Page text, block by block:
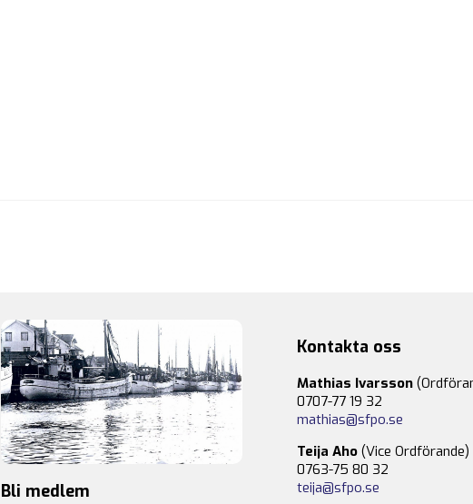
Bli medlem
Kontakta oss
Mathias Ivarsson
0707-77 19 32
mathias@sfpo.se
Teija Aho (Vice Ordförande)
0763-75 80 32
teija@sfpo.se